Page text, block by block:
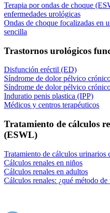
Terapia por ondas de choque
enfermedades urológicas
Ondas de choque focalizadas en
sencilla
Trastornos urológicos
Disfunción eréctil (ED)
Síndrome de dolor pélvico
Síndrome de dolor pélvico
Induratio penis plastica (IPP)
Médicos y centros terapéuticos
Tratamiento de cálculos
(ESWL)
Tratamiento de cálculos
Cálculos renales en niños
Cálculos renales en adultos
Cálculos renales: ¿qué método